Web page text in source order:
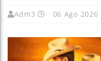
Adm3 06 Ago 2026